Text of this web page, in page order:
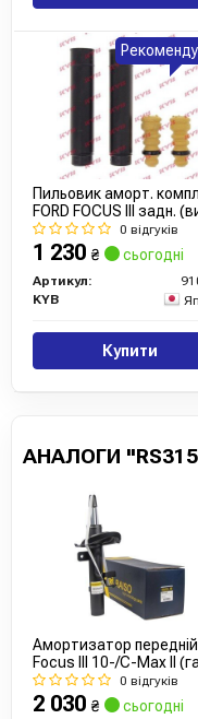
Пильовик аморт.
FORD FOCUS III задн.
во Kayaba)
0 відгуків
1 230 ₴ сьогодні
Артикул:
KYB
Купити
АНАЛОГИ
Амортизатор передній
Focus III 10-/C-Max II
0 відгуків
2 030 ₴ сьогодні